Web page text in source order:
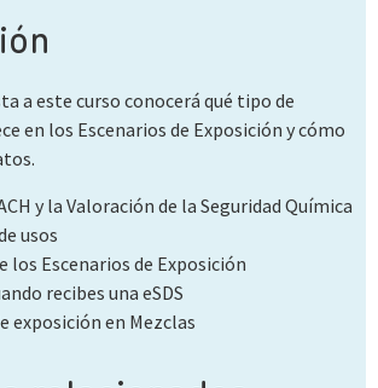
a este curso conocerá qué tipo de
en los Escenarios de Exposición y cómo
y la Valoración de la Seguridad Química
usos
los Escenarios de Exposición
recibes una eSDS
exposición en Mezclas